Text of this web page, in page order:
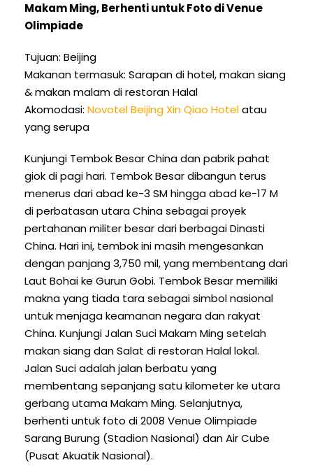
Makam Ming, Berhenti untuk Foto di Venue
Olimpiade
Tujuan: Beijing
Makanan termasuk: Sarapan di hotel, makan siang
& makan malam di restoran Halal
Akomodasi: Novotel Beijing Xin Qiao Hotelatau
yang serupa
Kunjungi Tembok Besar China dan pabrik pahat
giok di pagi hari. Tembok Besar dibangun terus
menerus dari abad ke-3 SM hingga abad ke-17 M
di perbatasan utara China sebagai proyek
pertahanan militer besar dari berbagai Dinasti
China. Hari ini, tembok ini masih mengesankan
dengan panjang 3,750 mil, yang membentang dari
Laut Bohai ke Gurun Gobi. Tembok Besar memiliki
makna yang tiada tara sebagai simbol nasional
untuk menjaga keamanan negara dan rakyat
China. Kunjungi Jalan Suci Makam Ming setelah
makan siang dan Salat di restoran Halal lokal.
Jalan Suci adalah jalan berbatu yang
membentang sepanjang satu kilometer ke utara
gerbang utama Makam Ming. Selanjutnya,
berhenti untuk foto di 2008 Venue Olimpiade
Sarang Burung (Stadion Nasional) dan Air Cube
(Pusat Akuatik Nasional).